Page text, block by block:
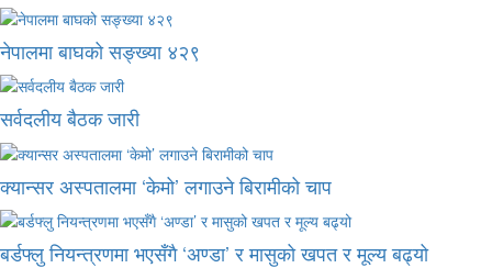
नेपालमा बाघको सङ्ख्या ४२९
सर्वदलीय बैठक जारी
क्यान्सर अस्पतालमा ‘केमो’ लगाउने बिरामीको चाप
बर्डफ्लु नियन्त्रणमा भएसँगै ‘अण्डा’ र मासुको खपत र मूल्य बढ्यो